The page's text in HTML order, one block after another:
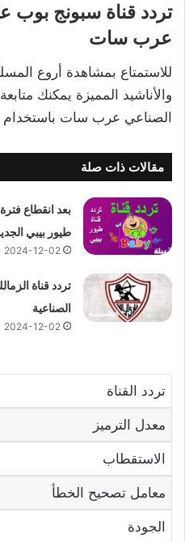
تردد قناة سبونج بوب
عرب سات
للاستمتاع بمشاهدة أروع
والأناشيد المميزة يمكنك
الصناعي عرب سات باستخدام
مقالات ذات صلة
بعد انقطاع
طيور بيبي
2024-12-02
الصناعية
2024-12-02
تردد القناة
معدل الترميز
الاستقطاب
معامل تصحيح الخطأ
الجودة